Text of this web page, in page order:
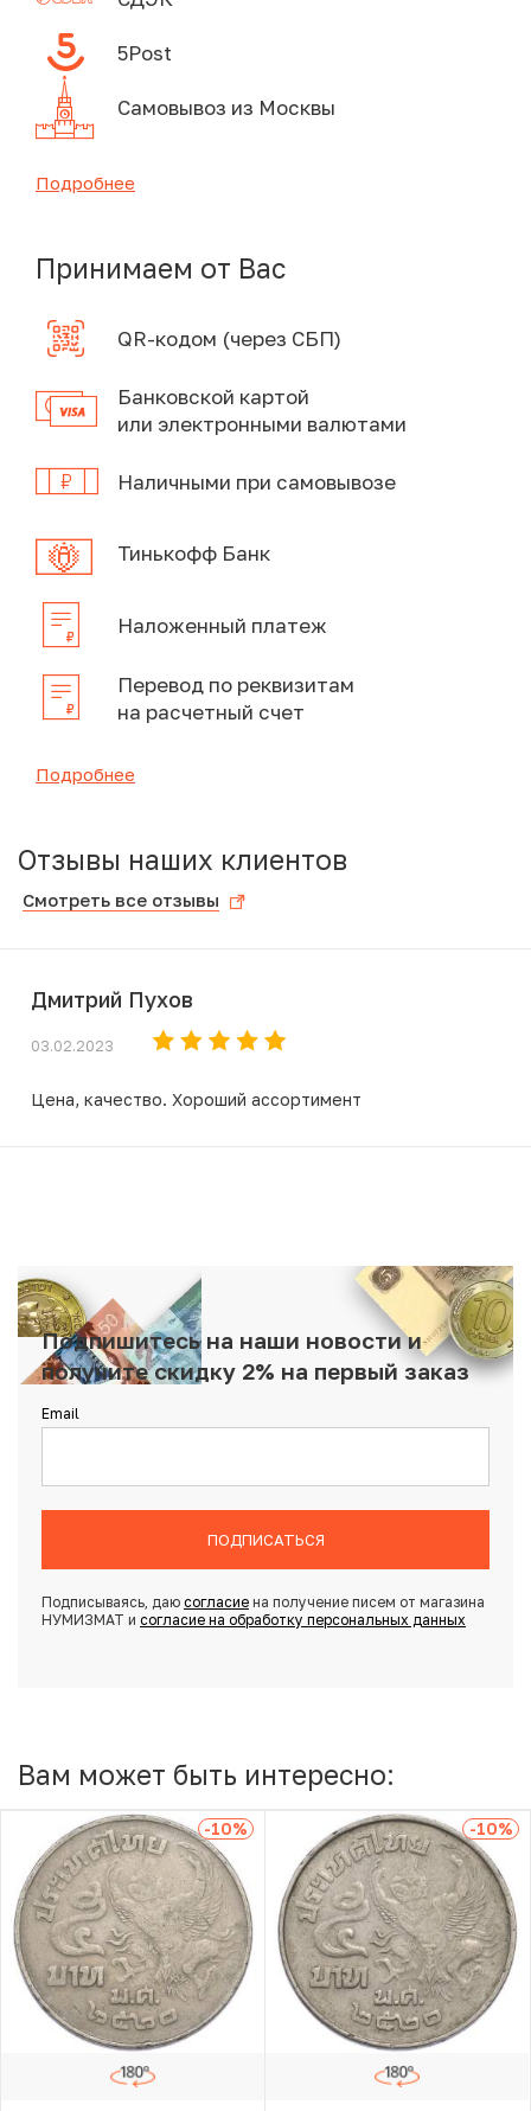
5Post
Самовывоз из Москвы
Подробнее
Принимаем от Вас
QR-кодом (через СБП)
Банковской картой
или электронными валютами
Наличными при самовывозе
Тинькофф Банк
Наложенный платеж
Перевод по реквизитам
на расчетный счет
Подробнее
Отзывы наших клиентов
Смотреть все отзывы
Дмитрий Пухов
03.02.2023
Цена, качество. Хороший ассортимент
Подпишитесь на наши новости и
получите скидку 2% на первый заказ
Email
ПОДПИСАТЬСЯ
Подписываясь, даю согласиена получение писем от магазина
НУМИЗМАТ и согласие на обработку персональных данных
Вам может быть интересно:
-10% -10%